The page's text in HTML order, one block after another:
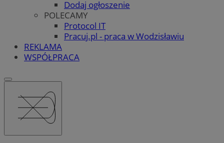
Dodaj ogłoszenie
POLECAMY
Protocol IT
Pracuj.pl - praca w Wodzisławiu
REKLAMA
WSPÓŁPRACA